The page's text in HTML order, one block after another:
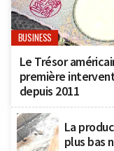
BUSINESS
Le Trésor
première
depuis 2011
La
plus bas